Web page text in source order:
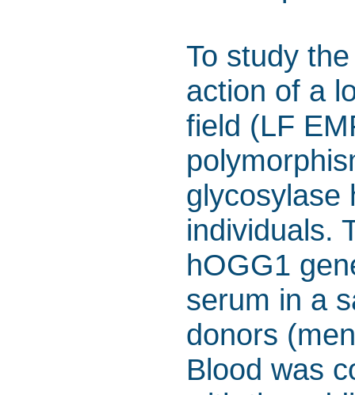
To study
action of a
field (LF
glycosylase
individuals.
hOGG1
serum in a
donors
Blood was